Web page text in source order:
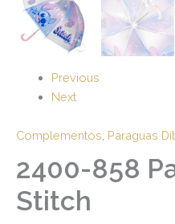
Previous
Next
Complementos Paraguas
2400-858
Stitch